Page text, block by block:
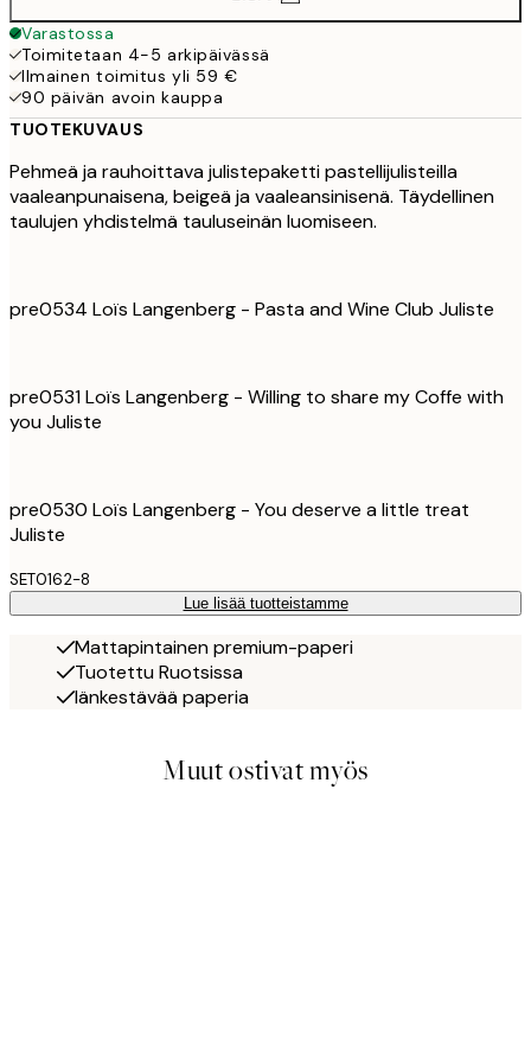
Varastossa
Toimitetaan 4-5 arkipäivässä
Ilmainen toimitus yli 59 €
90 päivän avoin kauppa
TUOTEKUVAUS
Pehmeä ja rauhoittava julistepaketti pastellijulisteilla
vaaleanpunaisena, beigeä ja vaaleansinisenä. Täydellinen
taulujen yhdistelmä tauluseinän luomiseen.
pre0534 Loïs Langenberg - Pasta and Wine Club Juliste
pre0531 Loïs Langenberg - Willing to share my Coffe with
you Juliste
pre0530 Loïs Langenberg - You deserve a little treat
Juliste
SET0162-8
Lue lisää tuotteistamme
Mattapintainen premium-paperi
Tuotettu Ruotsissa
Iänkestävää paperia
Muut ostivat myös